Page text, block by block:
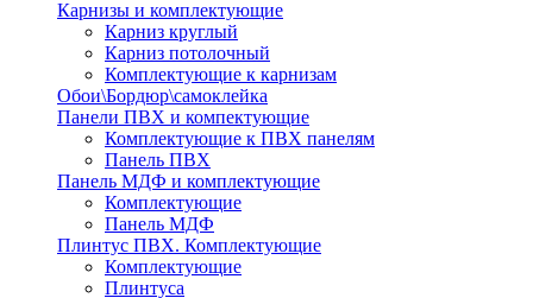
Карнизы и комплектующие
Карниз круглый
Карниз потолочный
Комплектующие к карнизам
Обои\Бордюр\самоклейка
Панели ПВХ и компектующие
Комплектующие к ПВХ панелям
Панель ПВХ
Панель МДФ и комплектующие
Комплектующие
Панель МДФ
Плинтус ПВХ. Комплектующие
Комплектующие
Плинтуса